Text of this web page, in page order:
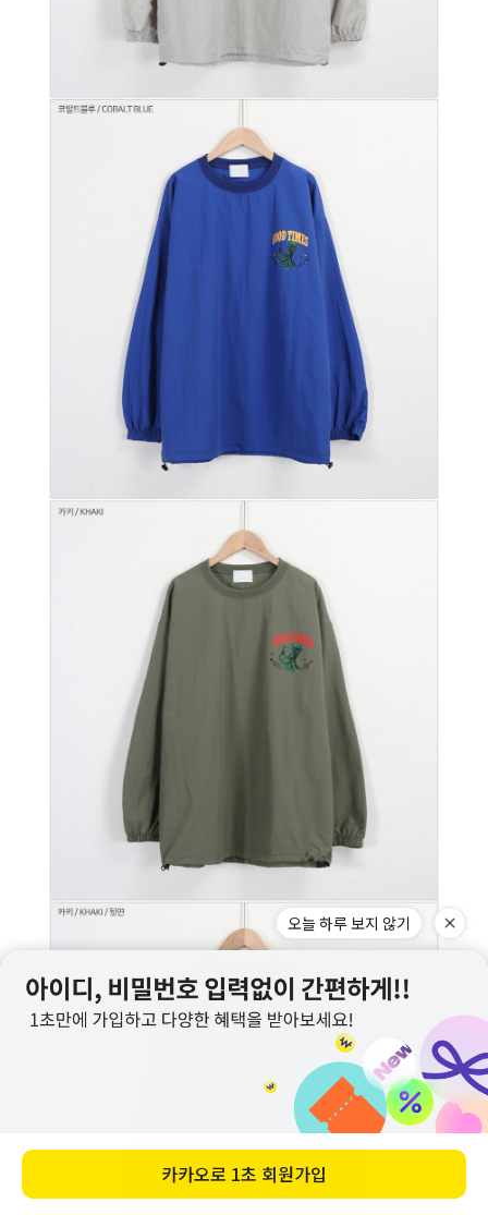
오늘 하루 보지 않기
카카오로 1초 회원가입